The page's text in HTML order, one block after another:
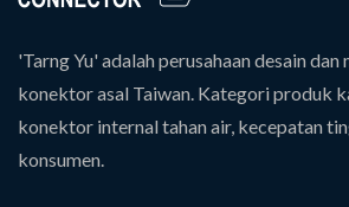
'Tarng Yu' adalah perusahaan desain
konektor asal Taiwan. Kategori produk
konektor internal tahan air, kecepatan
konsumen.